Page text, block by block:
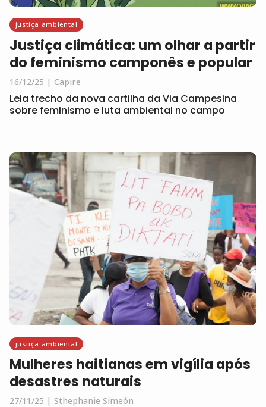
justiça ambiental
Justiça climática: um olhar a partir
do feminismo camponês e popular
16/12/25 Capire
Leia trecho da nova cartilha da Via Campesina
sobre feminismo e luta ambiental no campo
justiça ambiental
Mulheres haitianas em vigília após
desastres naturais
27/11/25 Sthephanie Simeón